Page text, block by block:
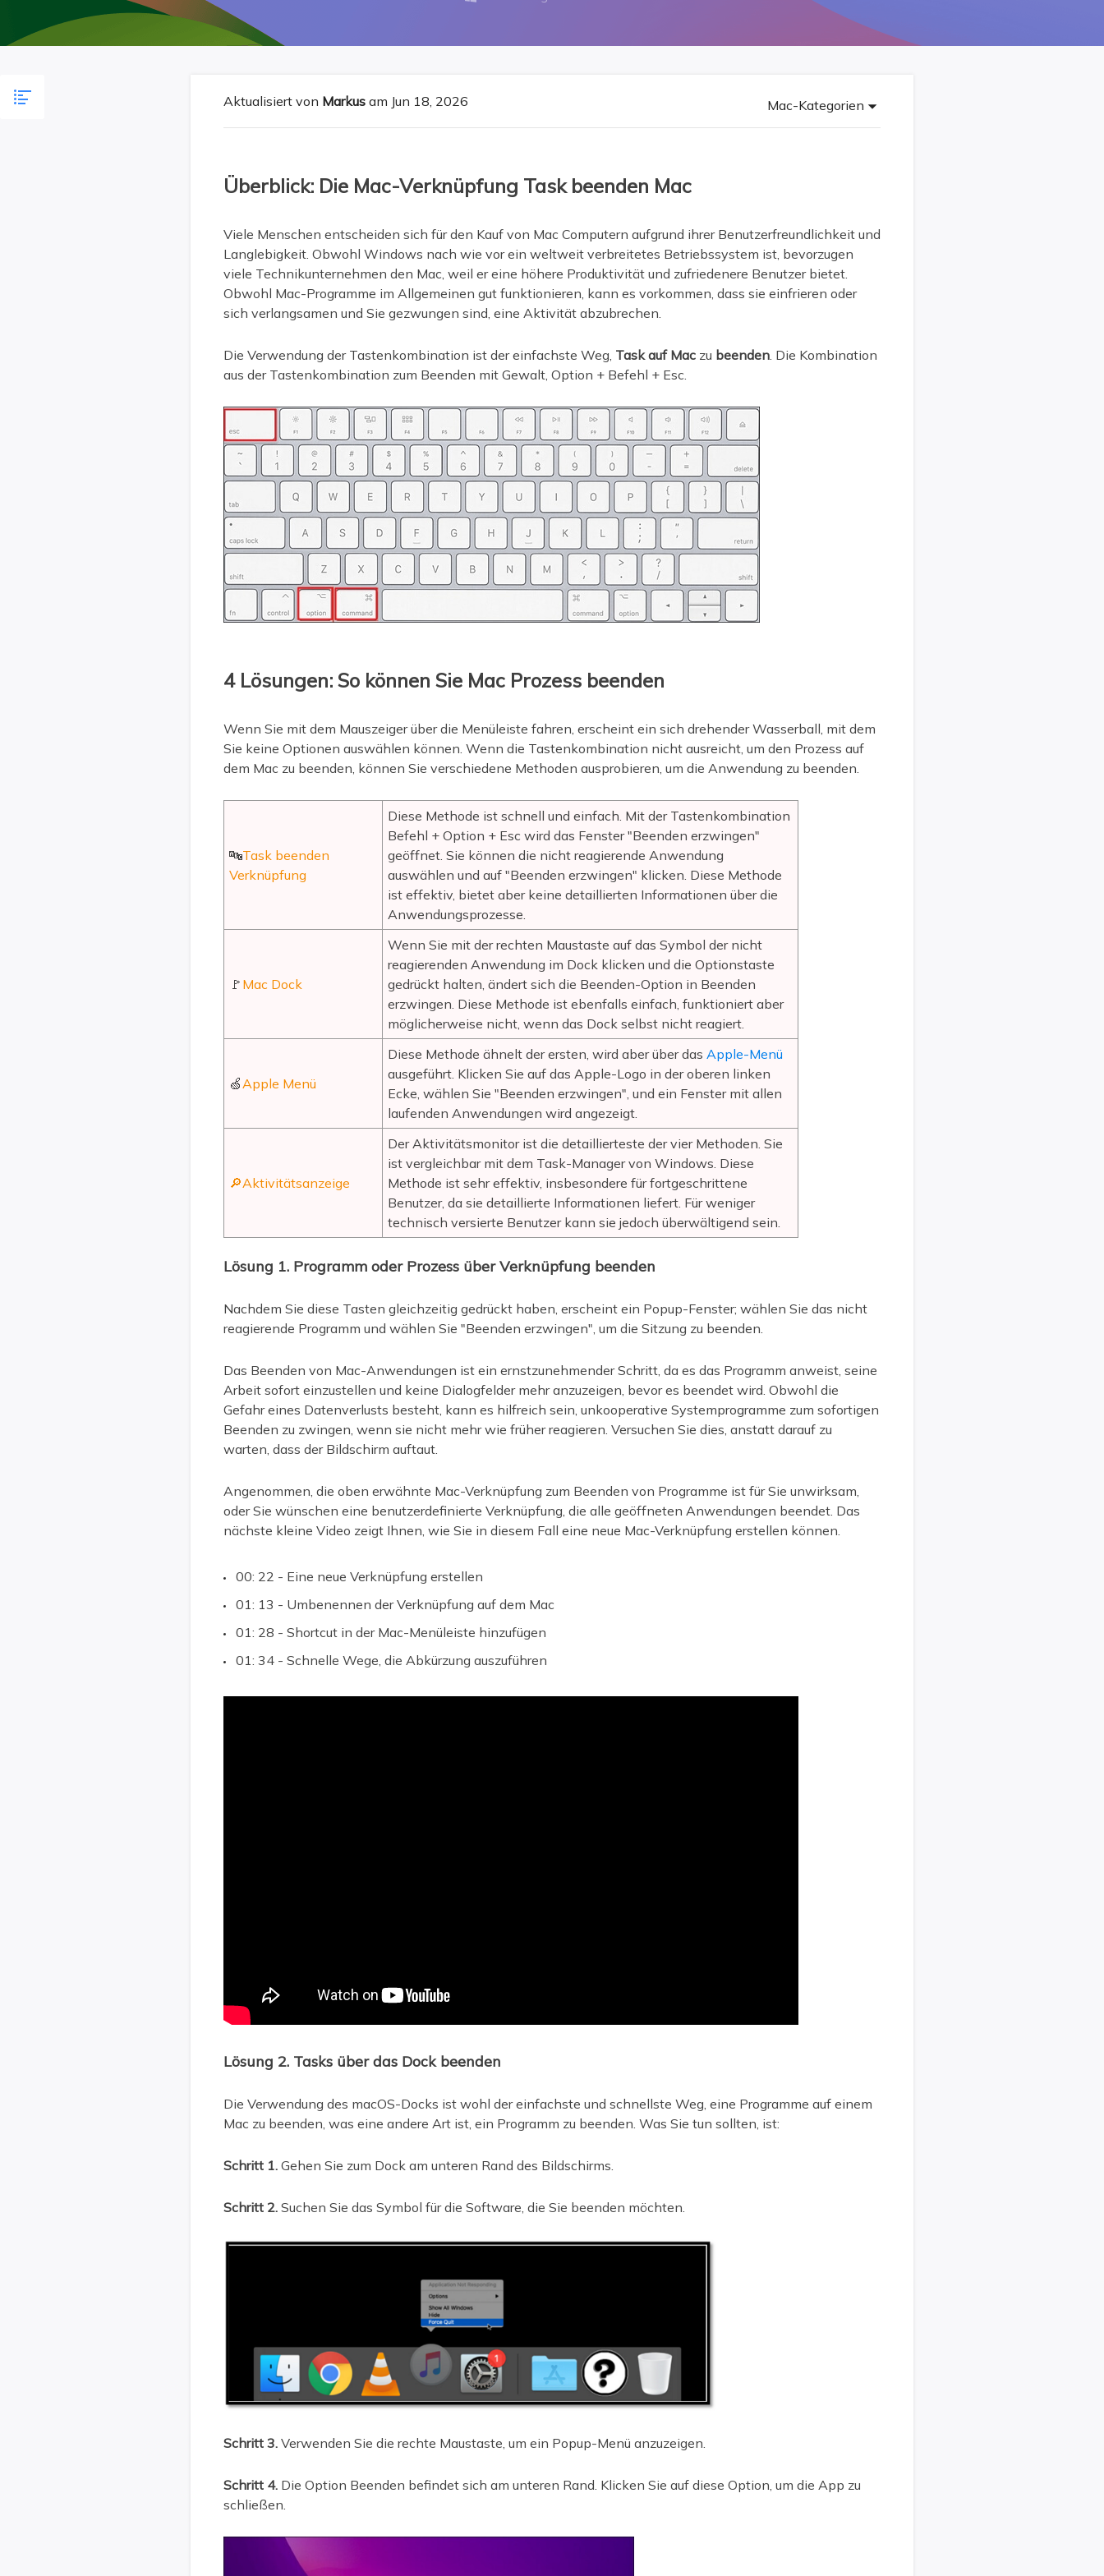
Weitere Wiederherstellungsprodukte
Exchange Recovery
EDB-Datei wiederherstellen & reparieren
MSP Service
Aktualisiert von Markus am Jun 18, 2026 Mac-Kategorien
Überblick: Die Mac-Verknüpfung Task beenden Mac
Viele Menschen entscheiden sich für den Kauf von Mac Computern aufgrund ihrer Benutzerfreundlichkeit und
Langlebigkeit. Obwohl Windows nach wie vor ein weltweit verbreitetes Betriebssystem ist, bevorzugen
viele Technikunternehmen den Mac, weil er eine höhere Produktivität und zufriedenere Benutzer bietet.
Obwohl Mac-Programme im Allgemeinen gut funktionieren, kann es vorkommen, dass sie einfrieren oder
sich verlangsamen und Sie gezwungen sind, eine Aktivität abzubrechen.
Die Verwendung der Tastenkombination ist der einfachste Weg, Task auf Mac zu beenden. Die Kombination
aus der Tastenkombination zum Beenden mit Gewalt, Option + Befehl + Esc.
4 Lösungen: So können Sie Mac Prozess beenden
Wenn Sie mit dem Mauszeiger über die Menüleiste fahren, erscheint ein sich drehender Wasserball, mit dem
Sie keine Optionen auswählen können. Wenn die Tastenkombination nicht ausreicht, um den Prozess auf
dem Mac zu beenden, können Sie verschiedene Methoden ausprobieren, um die Anwendung zu beenden.
🔤Task beenden
Verknüpfung
Diese Methode ist schnell und einfach. Mit der Tastenkombination
Befehl + Option + Esc wird das Fenster "Beenden erzwingen"
geöffnet. Sie können die nicht reagierende Anwendung
auswählen und auf "Beenden erzwingen" klicken. Diese Methode
ist effektiv, bietet aber keine detaillierten Informationen über die
Anwendungsprozesse.
🚩 Mac Dock
Wenn Sie mit der rechten Maustaste auf das Symbol der nicht
reagierenden Anwendung im Dock klicken und die Optionstaste
gedrückt halten, ändert sich die Beenden-Option in Beenden
erzwingen. Diese Methode ist ebenfalls einfach, funktioniert aber
möglicherweise nicht, wenn das Dock selbst nicht reagiert.
🍏Apple Menü
Diese Methode ähnelt der ersten, wird aber über das Apple-Menü
ausgeführt. Klicken Sie auf das Apple-Logo in der oberen linken
Ecke, wählen Sie "Beenden erzwingen", und ein Fenster mit allen
laufenden Anwendungen wird angezeigt.
🔎Aktivitätsanzeige
Der Aktivitätsmonitor ist die detaillierteste der vier Methoden. Sie
ist vergleichbar mit dem Task-Manager von Windows. Diese
Methode ist sehr effektiv, insbesondere für fortgeschrittene
Benutzer, da sie detaillierte Informationen liefert. Für weniger
technisch versierte Benutzer kann sie jedoch überwältigend sein.
Lösung 1. Programm oder Prozess über Verknüpfung beenden
Nachdem Sie diese Tasten gleichzeitig gedrückt haben, erscheint ein Popup-Fenster; wählen Sie das nicht
reagierende Programm und wählen Sie "Beenden erzwingen", um die Sitzung zu beenden.
Das Beenden von Mac-Anwendungen ist ein ernstzunehmender Schritt, da es das Programm anweist, seine
Arbeit sofort einzustellen und keine Dialogfelder mehr anzuzeigen, bevor es beendet wird. Obwohl die
Gefahr eines Datenverlusts besteht, kann es hilfreich sein, unkooperative Systemprogramme zum sofortigen
Beenden zu zwingen, wenn sie nicht mehr wie früher reagieren. Versuchen Sie dies, anstatt darauf zu
warten, dass der Bildschirm auftaut.
Angenommen, die oben erwähnte Mac-Verknüpfung zum Beenden von Programme ist für Sie unwirksam,
oder Sie wünschen eine benutzerdefinierte Verknüpfung, die alle geöffneten Anwendungen beendet. Das
nächste kleine Video zeigt Ihnen, wie Sie in diesem Fall eine neue Mac-Verknüpfung erstellen können.
00: 22 - Eine neue Verknüpfung erstellen
01: 13 - Umbenennen der Verknüpfung auf dem Mac
01: 28 - Shortcut in der Mac-Menüleiste hinzufügen
01: 34 - Schnelle Wege, die Abkürzung auszuführen
Lösung 2. Tasks über das Dock beenden
Die Verwendung des macOS-Docks ist wohl der einfachste und schnellste Weg, eine Programme auf einem
Mac zu beenden, was eine andere Art ist, ein Programm zu beenden. Was Sie tun sollten, ist:
Schritt 1. Gehen Sie zum Dock am unteren Rand des Bildschirms.
Schritt 2. Suchen Sie das Symbol für die Software, die Sie beenden möchten.
Schritt 3. Verwenden Sie die rechte Maustaste, um ein Popup-Menü anzuzeigen.
Schritt 4. Die Option Beenden befindet sich am unteren Rand. Klicken Sie auf diese Option, um die App zu
schließen.